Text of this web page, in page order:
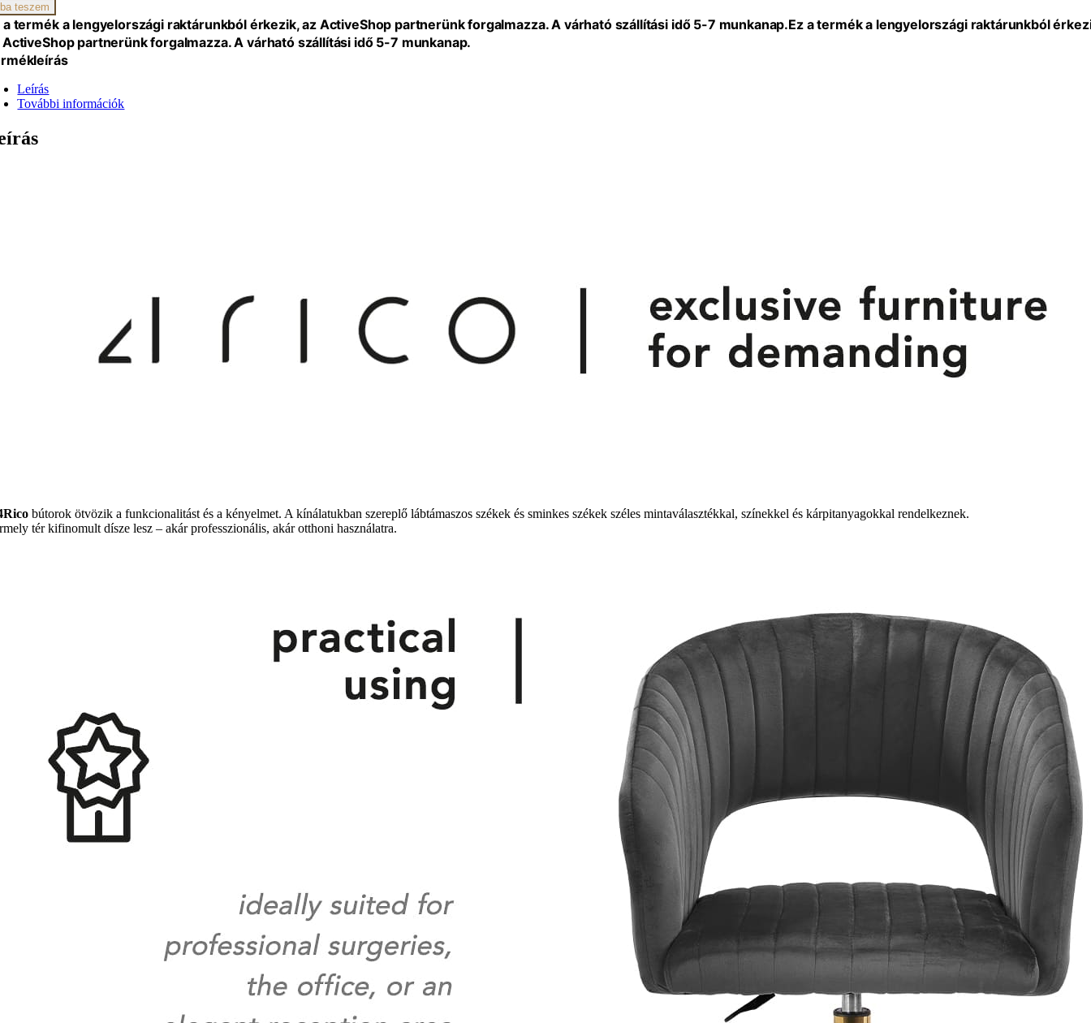
teszem
a termék a lengyelországi raktárunkból érkezik, az ActiveShop partnerünk forgalmazza. A várható szállítási idő 5-7 munkanap.Ez a termék a lengyelországi raktárunkból
ActiveShop partnerünk forgalmazza. A várható szállítási idő 5-7 munkanap.
Leírás
További információk
bútorok ötvözik a funkcionalitást és a kényelmet. A kínálatukban szereplő lábtámaszos székek és sminkes székek széles mintaválasztékkal, színekkel és kárpitanyagokkal rendelkeznek.
tér kifinomult dísze lesz – akár professzionális, akár otthoni használatra.